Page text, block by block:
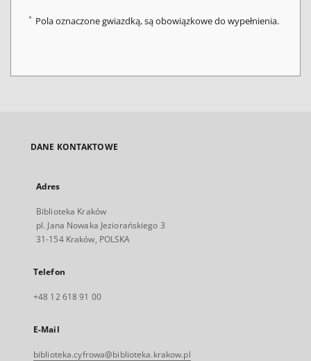
* Pola oznaczone gwiazdką, są obowiązkowe do wypełnienia.
DANE KONTAKTOWE
Adres
Biblioteka Kraków
pl. Jana Nowaka Jeziorańskiego 3
31-154 Kraków, POLSKA
Telefon
+48 12 618 91 00
E-Mail
biblioteka.cyfrowa@biblioteka.krakow.pl